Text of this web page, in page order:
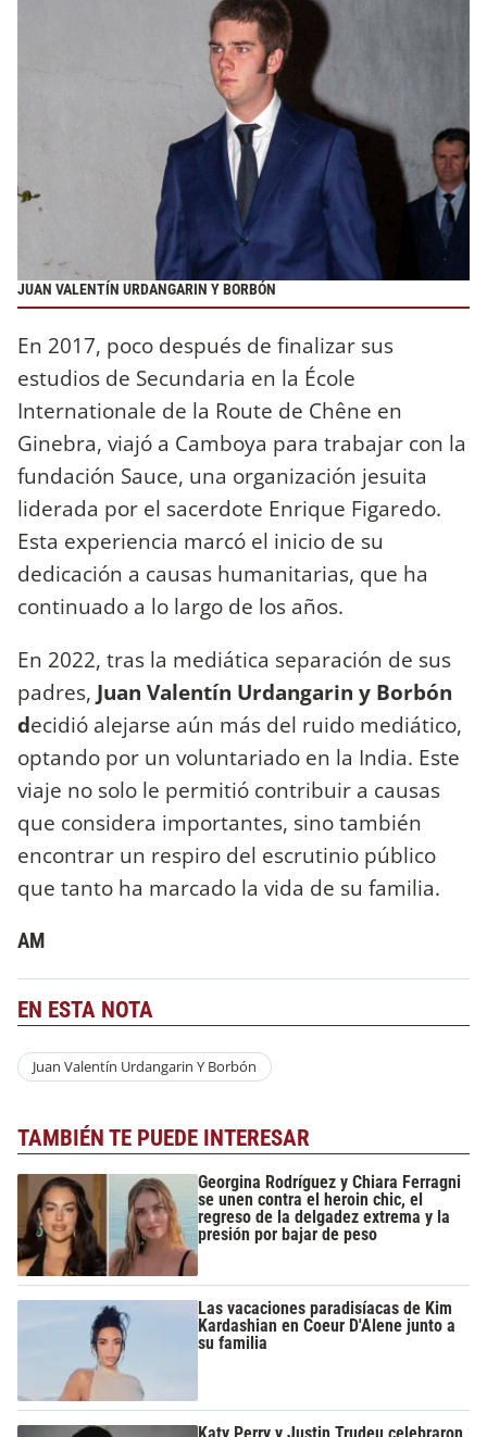
JUAN VALENTÍN URDANGARIN Y BORBÓN
En 2017, poco después de finalizar sus
estudios de Secundaria en la École
Internationale de la Route de Chêne en
Ginebra, viajó a Camboya para trabajar con la
fundación Sauce, una organización jesuita
liderada por el sacerdote Enrique Figaredo.
Esta experiencia marcó el inicio de su
dedicación a causas humanitarias, que ha
continuado a lo largo de los años.
En 2022, tras la mediática separación de sus
padres, Juan Valentín Urdangarin y Borbón
decidió alejarse aún más del ruido mediático,
optando por un voluntariado en la India. Este
viaje no solo le permitió contribuir a causas
que considera importantes, sino también
encontrar un respiro del escrutinio público
que tanto ha marcado la vida de su familia.
AM
EN ESTA NOTA
Juan Valentín Urdangarin Y Borbón
TAMBIÉN TE PUEDE INTERESAR
Georgina Rodríguez y Chiara Ferragni
se unen contra el heroin chic, el
regreso de la delgadez extrema y la
presión por bajar de peso
Las vacaciones paradisíacas de Kim
Kardashian en Coeur D'Alene junto a
su familia